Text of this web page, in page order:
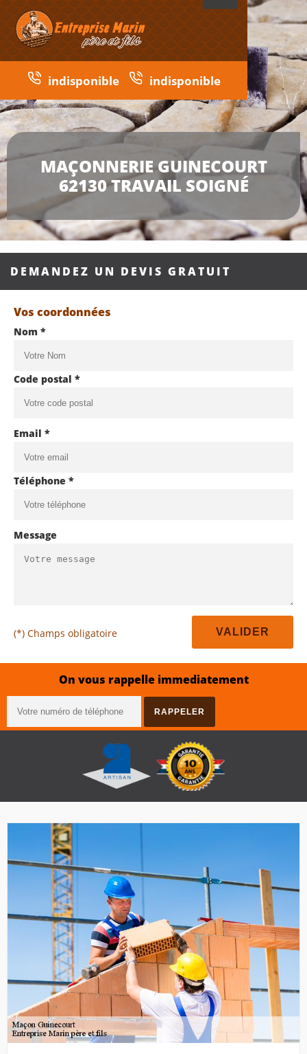
indisponible indisponible
MAÇONNERIE GUINECOURT
62130 TRAVAIL SOIGNÉ
DEMANDEZ UN DEVIS GRATUIT
Vos coordonnées
Nom *
Code postal *
Email *
Téléphone *
Message
(*) Champs obligatoire
On vous rappelle immediatement